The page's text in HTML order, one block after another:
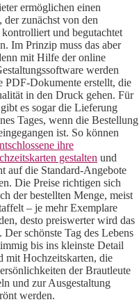
ermöglichen einen
der zunächst von den
und begutachtet
Im Prinzip muss das aber
mit Hilfe der online
werden
PDF-Dokumente erstellt, die
in den Druck gehen. Für
es sogar die Lieferung
Tages, wenn die Bestellung
ist. So können
ihre
gestalten und
auf die Standard-Angebote
Die Preise richtigen sich
der bestellten Menge, meist
– je mehr Exemplare
desto preiswerter wird das
Der schönste Tag des Lebens
bis ins kleinste Detail
mit Hochzeitskarten, die
der Brautleute
und zur Ausgestaltung
werden.